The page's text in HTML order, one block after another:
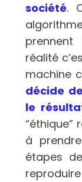
société.
réalité
machine
décide
le
à
étapes